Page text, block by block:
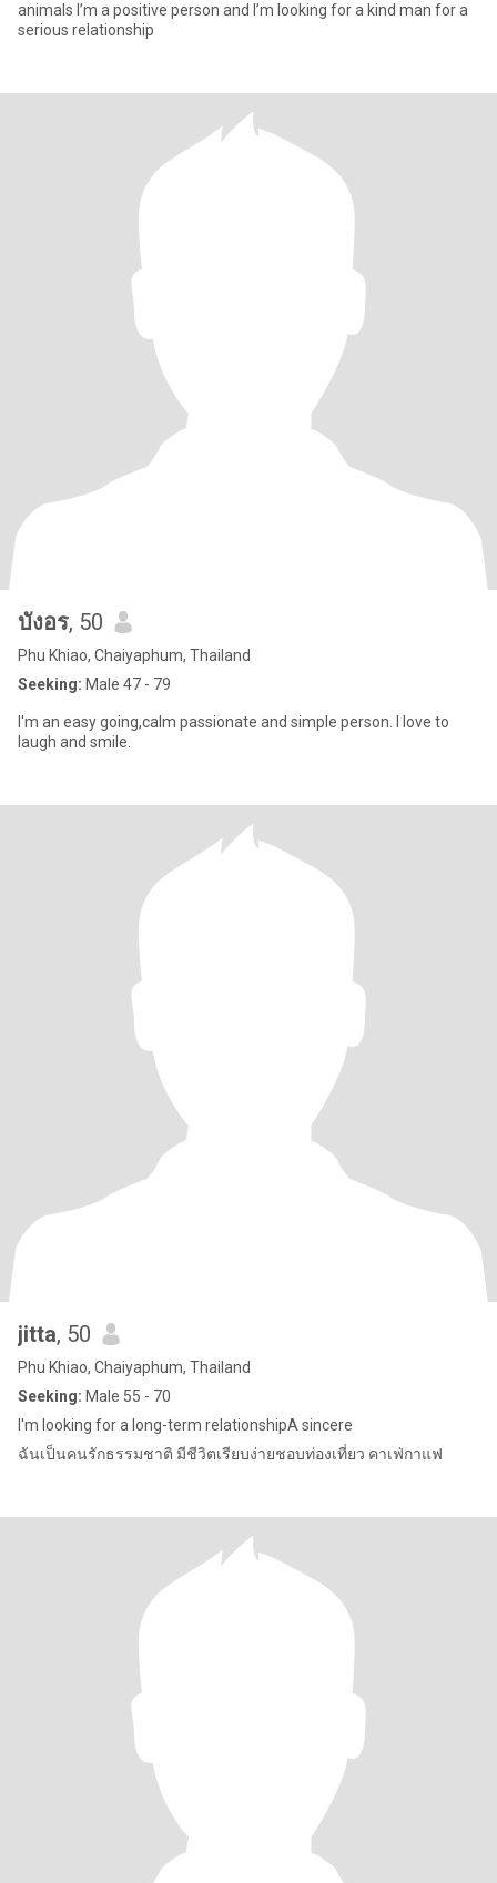
animals I’m a positive person and I’m looking for a kind man for a
serious relationship
บังอร, 50
Phu Khiao, Chaiyaphum, Thailand
Seeking: Male 47 - 79
I'm an easy going,calm passionate and simple person. I love to
laugh and smile.
jitta, 50
Phu Khiao, Chaiyaphum, Thailand
Seeking: Male 55 - 70
I'm looking for a long-term relationshipA sincere
ฉันเป็นคนรักธรรมชาติ มีชีวิตเรียบง่ายชอบท่องเที่ยว คาเฟ่กาแฟ